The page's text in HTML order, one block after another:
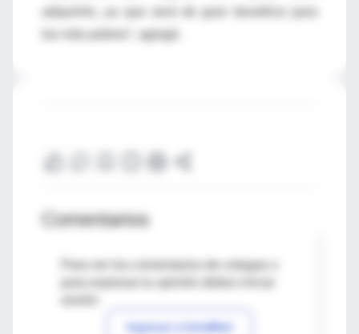
los más pobres”, agregó.
Comentarios
Para ver los comentarios de colegas o
Ingresar a IntraMed